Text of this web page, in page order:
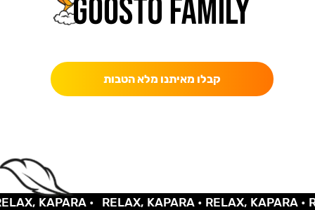
קבלו מאיתנו מלא הטבות
KAPARA • RELAX, KAPARA •RELAX, KAPARA •